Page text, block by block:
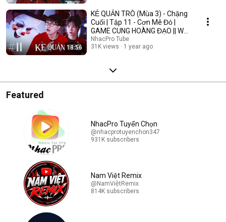
18:56
KẺ QUẢN TRÒ (Mùa 3) - Chặng
Cuối | Tập 11 - Cơn Mê Đỏ |
GAME CUNG HOÀNG ĐẠO || Web
Drama 2025
NhacPro Tube
31K views
1 year ago
Featured
NhacPro Tuyển Chọn
@nhacprotuyenchon347
931K subscribers
Nam Việt Remix
@NamViệtRemix
814K subscribers